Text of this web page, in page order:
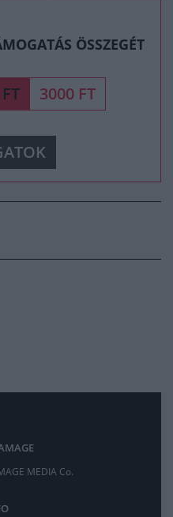
ÖSSZEGÉT
3000 FT
MEDIA Co.